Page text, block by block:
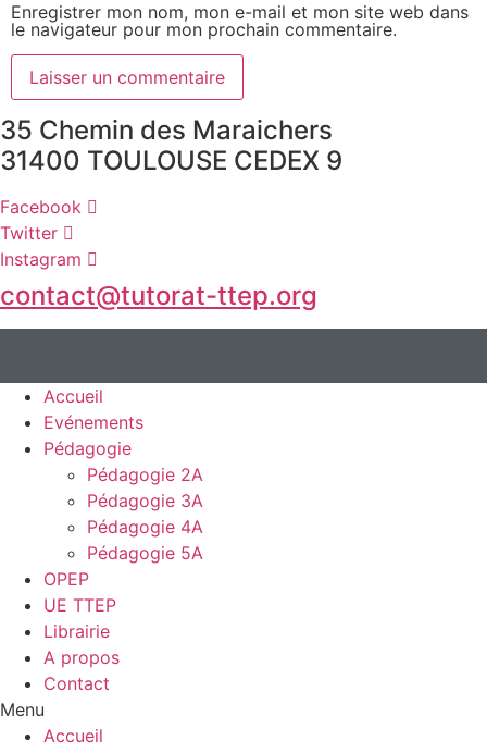
Enregistrer mon nom, mon e-mail et mon site web dans
le navigateur pour mon prochain commentaire.
35 Chemin des Maraichers
31400 TOULOUSE CEDEX 9
Facebook
Twitter
Instagram
contact@tutorat-ttep.org
Accueil
Evénements
Pédagogie
Pédagogie 2A
Pédagogie 3A
Pédagogie 4A
Pédagogie 5A
OPEP
UE TTEP
Librairie
A propos
Contact
Menu
Accueil